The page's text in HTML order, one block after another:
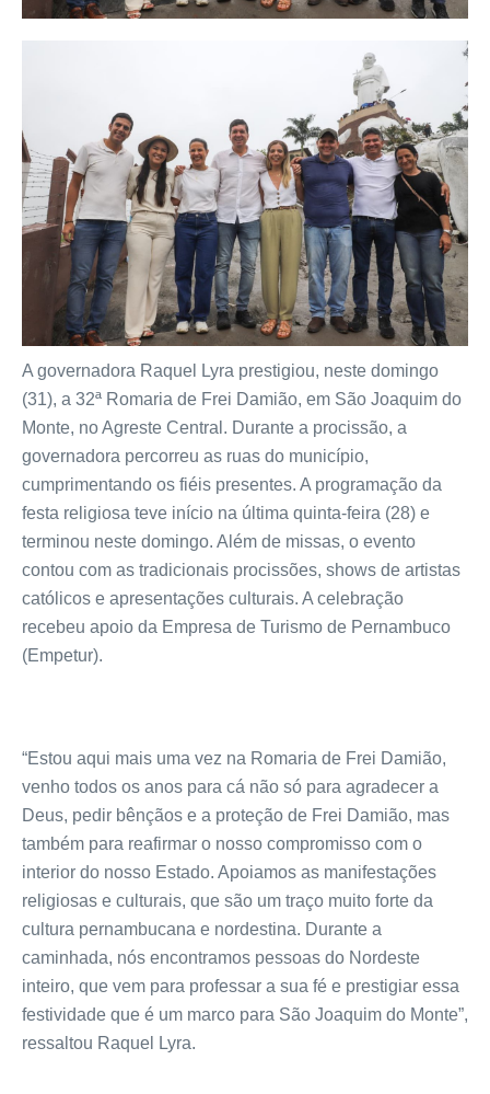
A governadora Raquel Lyra prestigiou, neste domingo
(31), a 32ª Romaria de Frei Damião, em São Joaquim do
Monte, no Agreste Central. Durante a procissão, a
governadora percorreu as ruas do município,
cumprimentando os fiéis presentes. A programação da
festa religiosa teve início na última quinta-feira (28) e
terminou neste domingo. Além de missas, o evento
contou com as tradicionais procissões, shows de artistas
católicos e apresentações culturais. A celebração
recebeu apoio da Empresa de Turismo de Pernambuco
(Empetur).
“Estou aqui mais uma vez na Romaria de Frei Damião,
venho todos os anos para cá não só para agradecer a
Deus, pedir bênçãos e a proteção de Frei Damião, mas
também para reafirmar o nosso compromisso com o
interior do nosso Estado. Apoiamos as manifestações
religiosas e culturais, que são um traço muito forte da
cultura pernambucana e nordestina. Durante a
caminhada, nós encontramos pessoas do Nordeste
inteiro, que vem para professar a sua fé e prestigiar essa
festividade que é um marco para São Joaquim do Monte”,
ressaltou Raquel Lyra.